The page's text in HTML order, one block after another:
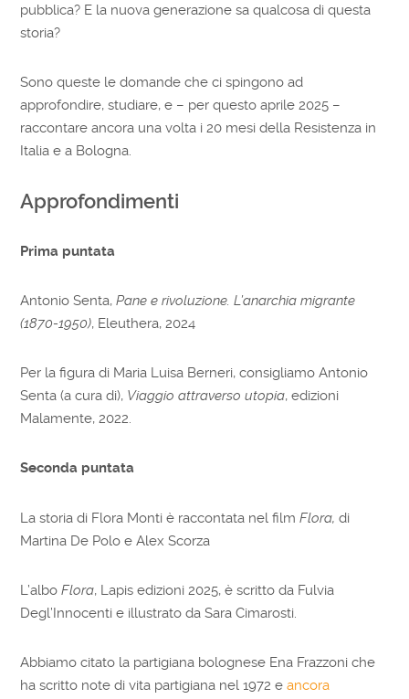
pubblica? E la nuova generazione sa qualcosa di questa
storia?
Sono queste le domande che ci spingono ad
approfondire, studiare, e – per questo aprile 2025 –
raccontare ancora una volta i 20 mesi della Resistenza in
Italia e a Bologna.
Approfondimenti
Prima puntata
Antonio Senta,Pane e rivoluzione. L’anarchia migrante
(1870-1950), Eleuthera, 2024
Per la figura di Maria Luisa Berneri, consigliamo Antonio
Senta (a cura di), Viaggio attraverso utopia, edizioni
Malamente, 2022.
Seconda puntata
La storia di Flora Monti è raccontata nel film Flora, di
Martina De Polo e Alex Scorza
L’alboFlora, Lapis edizioni 2025, è scritto da Fulvia
Degl’Innocenti e illustrato da Sara Cimarosti.
Abbiamo citato la partigiana bolognese Ena Frazzoni che
ha scritto note di vita partigiana nel 1972 eancora